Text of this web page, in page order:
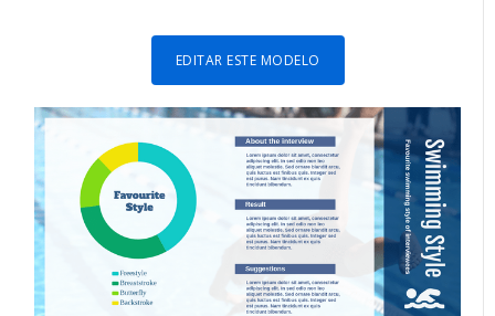
EDITAR ESTE MODELO